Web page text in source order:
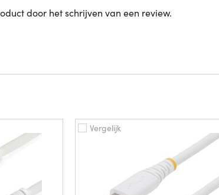
door het schrijven van een review.
Vergelijk